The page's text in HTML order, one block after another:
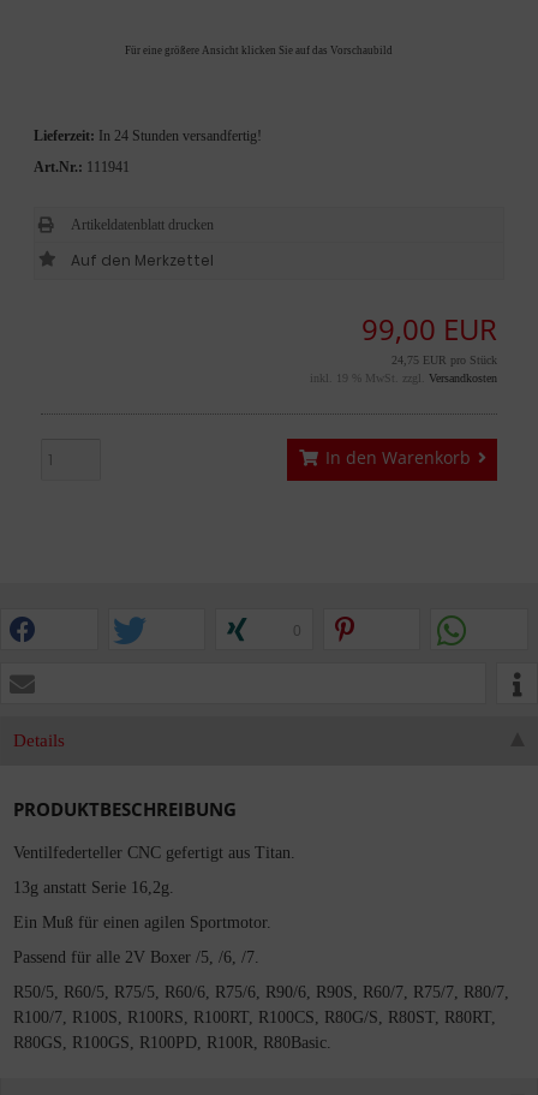
Für eine größere Ansicht klicken Sie auf das Vorschaubild
99,00 EUR
24,75 EUR pro Stück
inkl. 19 % MwSt. zzgl. Versandkosten
In den Warenkorb
Lieferzeit:
In 24 Stunden versandfertig!
Art.Nr.: 111941
Artikeldatenblatt drucken
0
Details
PRODUKTBESCHREIBUNG
Ventilfederteller CNC gefertigt aus Titan.
13g anstatt Serie 16,2g.
Ein Muß für einen agilen Sportmotor.
Passend für alle 2V Boxer /5, /6, /7.
R50/5, R60/5, R75/5, R60/6, R75/6, R90/6, R90S, R60/7, R75/7, R80/7,
R100/7, R100S, R100RS, R100RT, R100CS, R80G/S, R80ST, R80RT,
R80GS, R100GS, R100PD, R100R, R80Basic.